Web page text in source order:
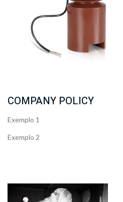
COMPANY POLICY
Exemplo 1
Exemplo 2